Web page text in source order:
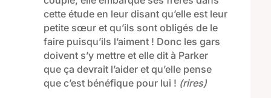
cette étude en leur disant qu’elle est leur
petite sœur et qu’ils sont obligés de le
faire puisqu’ils l’aiment ! Donc les gars
doivent s’y mettre et elle dit à Parker
que ça devrait l’aider et qu’elle pense
que c’est bénéfique pour lui ! (rires)